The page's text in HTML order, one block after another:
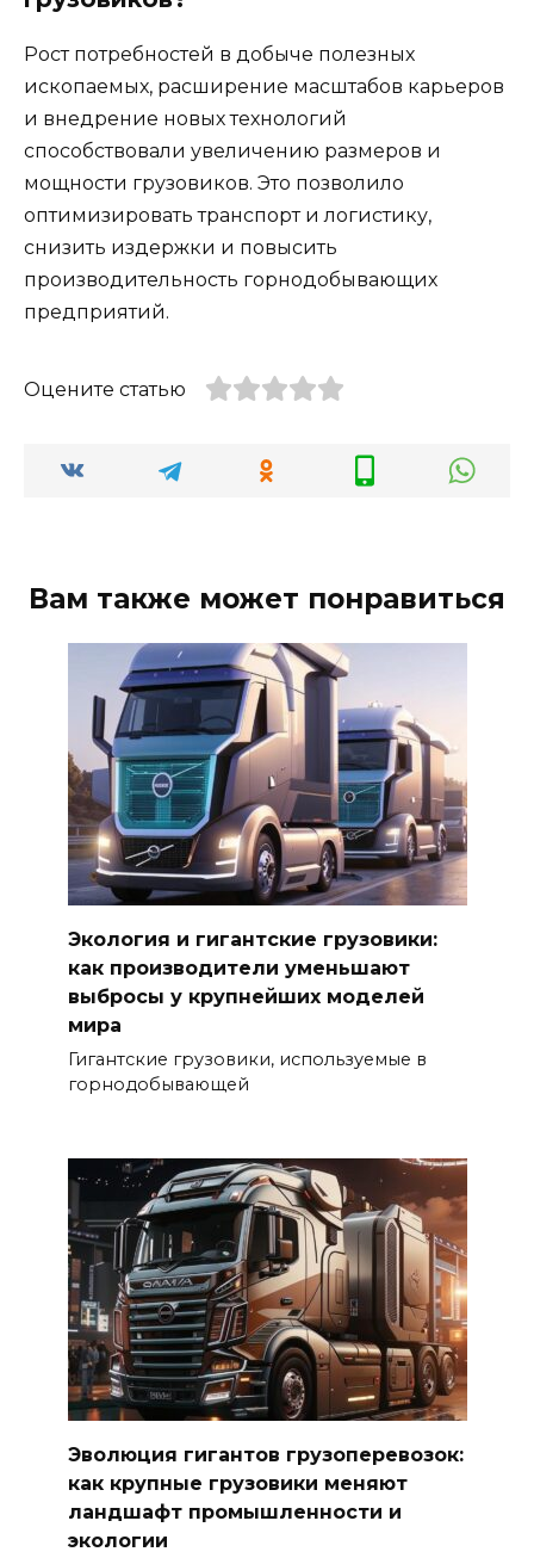
Рост потребностей в добыче полезных
ископаемых, расширение масштабов карьеров
и внедрение новых технологий
способствовали увеличению размеров и
мощности грузовиков. Это позволило
оптимизировать транспорт и логистику,
снизить издержки и повысить
производительность горнодобывающих
предприятий.
Оцените статью
Вам также может понравиться
Экология и гигантские грузовики:
как производители уменьшают
выбросы у крупнейших моделей
мира
Гигантские грузовики, используемые в
горнодобывающей
Эволюция гигантов грузоперевозок:
как крупные грузовики меняют
ландшафт промышленности и
экологии